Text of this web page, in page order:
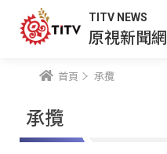
TITV NEWS
原視新聞網
首頁 承攬
承攬